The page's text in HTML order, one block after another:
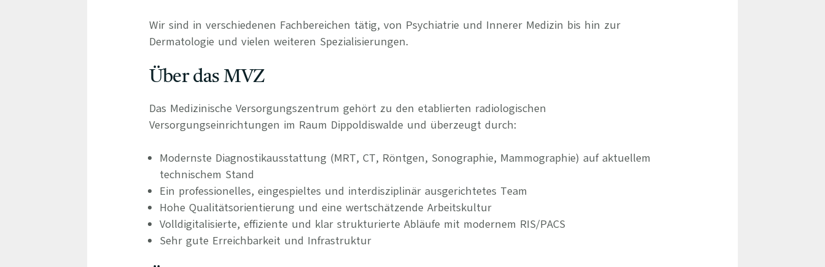
Wir sind in verschiedenen Fachbereichen tätig, von Psychiatrie und Innerer Medizin bis hin zur
Dermatologie und vielen weiteren Spezialisierungen.
Über das MVZ
Das Medizinische Versorgungszentrum gehört zu den etablierten radiologischen
Versorgungseinrichtungen im Raum Dippoldiswalde und überzeugt durch:
Modernste Diagnostikausstattung (MRT, CT, Röntgen, Sonographie, Mammographie) auf aktuellem
technischem Stand
Ein professionelles, eingespieltes und interdisziplinär ausgerichtetes Team
Hohe Qualitätsorientierung und eine wertschätzende Arbeitskultur
Volldigitalisierte, effiziente und klar strukturierte Abläufe mit modernem RIS/PACS
Sehr gute Erreichbarkeit und Infrastruktur